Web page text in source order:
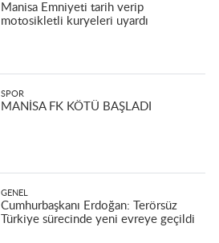
Manisa Emniyeti tarih verip
motosikletli kuryeleri uyardı
SPOR
MANİSA FK KÖTÜ BAŞLADI
GENEL
Cumhurbaşkanı Erdoğan: Terörsüz
Türkiye sürecinde yeni evreye geçildi